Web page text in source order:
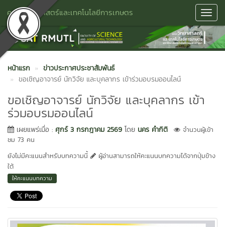
คณะวิทยาศาสตร์และเทคโนโลยีการเกษตร
หน้าแรก
ข่าวประกาศประชาสัมพันธ์
ขอเชิญอาจารย์ นักวิจัย และบุคลากร เข้าร่วมอบรมออนไลน์
ขอเชิญอาจารย์ นักวิจัย และบุคลากร เข้า
ร่วมอบรมออนไลน์
เผยแพร่เมื่อ : ศุกร์ 3 กรกฎาคม 2569 โดย นคร คำกิติ
จำนวนผู้เข้า
ชม 73 คน
ยังไม่มีคะแนนสำหรับบทความนี้
ผู้อ่านสามารถให้คะแนนบทความได้จากปุ่มข้าง
ใต้
ให้คะแนนบทความ